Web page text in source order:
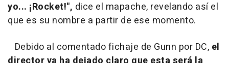
yo... ¡Rocket!", dice el mapache, revelando así el
que es su nombre a partir de ese momento.
Debido al comentado fichaje de Gunn por DC, el